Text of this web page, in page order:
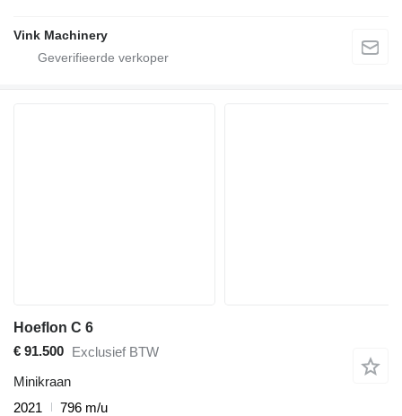
Vink Machinery
Hoeflon C 6
€ 91.500 Exclusief BTW
Minikraan
2021
796 m/u